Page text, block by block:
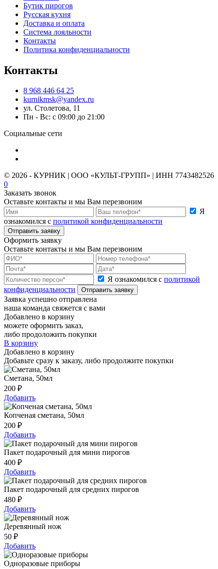
Бутик пирогов
Русская кухня
Доставка и оплата
Система лояльности
Контакты
Политика конфиденциальности
Контакты
8 968 446 64 25
kurnikmsk@yandex.ru
ул. Столетова, 11
Пн - Вс: с 09:00 до 21:00
Социальные сети
© 2026 - КУРНИК | ООО «КУЛЬТ-ГРУПП» | ИНН 7743482526
0
Заказать звонок
Оставьте контакты и мы Вам перезвоним
Я
ознакомился с политикой конфиденциальности
Отправить заявку
Оформить заявку
Оставьте контакты и мы Вам перезвоним
Я ознакомился с политикой
конфиденциальности
Отправить заявку
Заявка успешно отправлена
наша команда свяжется с вами
Добавлено в корзину
можете оформить заказ,
либо продоложить покупки
В корзину
Добавлено в корзину
Добавьте сразу к заказу, либо продолжите покупки
Сметана, 50мл
200 ₽
Добавить
Копченая сметана, 50мл
200 ₽
Добавить
Пакет подарочный для мини пирогов
400 ₽
Добавить
Пакет подарочный для средних пирогов
480 ₽
Добавить
Деревянный нож
50 ₽
Добавить
Одноразовые приборы